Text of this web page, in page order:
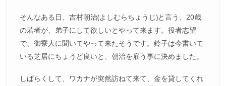
そんなある日、吉村朝治(よしむらちょうじ)と言う、20歳
の若者が、弟子にして欲しいとやって来ます。役者志望
で、御寮人に聞いてやって来たそうです。鈴子は今書いて
いる芝居にちょうど良いと、朝治を雇う事に決めました。
しばらくして、ワカナが突然訪ねて来て、金を貸してくれ